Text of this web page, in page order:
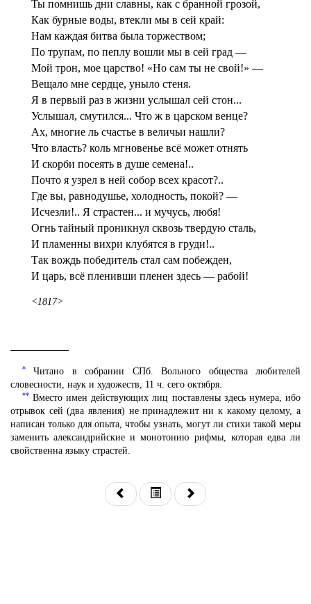
Ты помнишь дни славны, как с бранной грозой,
Как бурные воды, втекли мы в сей край:
Нам каждая битва была торжеством;
По трупам, по пеплу вошли мы в сей град —
Мой трон, мое царство! «Но сам ты не свой!» —
Вещало мне сердце, уныло стеня.
Я в первый раз в жизни услышал сей стон...
Услышал, смутился... Что ж в царском венце?
Ах, многие ль счастье в величьи нашли?
Что власть? коль мгновенье всё может отнять
И скорби посеять в душе семена!..
Почто я узрел в ней собор всех красот?..
Где вы, равнодушье, холодность, покой? —
Исчезли!.. Я страстен... и мучусь, любя!
Огнь тайный проникнул сквозь твердую сталь,
И пламенны вихри клубятся в груди!..
Так вождь победитель стал сам побежден,
И царь, всё пленивши пленен здесь — рабой!
<1817>
*Читано в собрании СПб. Вольного общества любителей
словесности, наук и художеств, 11 ч. сего октября.
**Вместо имен действующих лиц поставлены здесь нумера, ибо
отрывок сей (два явления) не принадлежит ни к какому целому, а
написан только для опыта, чтобы узнать, могут ли стихи такой меры
заменить александрийские и монотонию рифмы, которая едва ли
свойственна языку страстей.